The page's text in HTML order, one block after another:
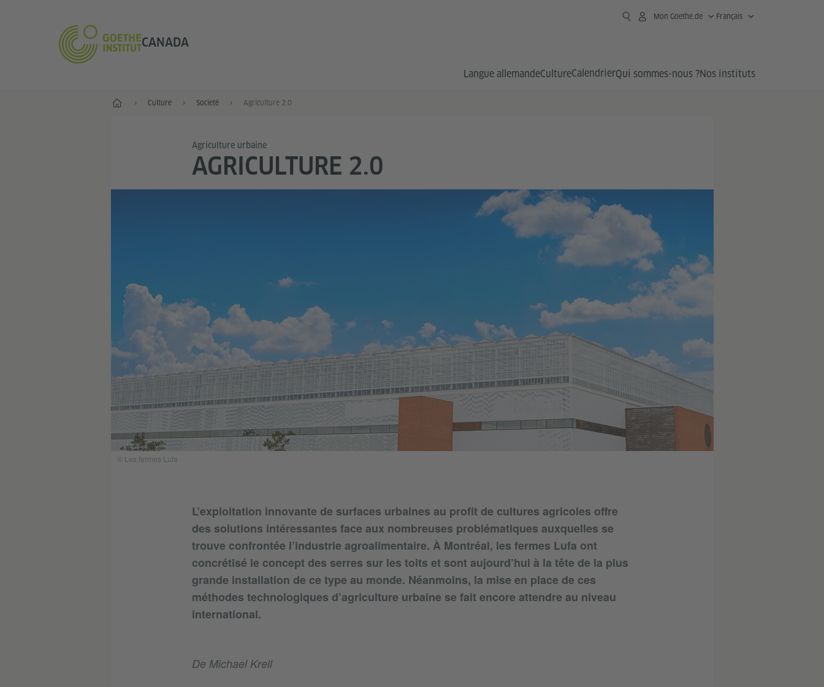
CANADA
Mon Goethe.de Français
Langue allemandeCultureCalendrierQui sommes-nous ?Nos instituts
Accueil Culture Societé Agriculture 2.0
Agriculture urbaine
AGRICULTURE 2.0
© Les fermes Lufa
L’exploitation innovante de surfaces urbaines au profit de cultures agricoles offre
des solutions intéressantes face aux nombreuses problématiques auxquelles se
trouve confrontée l’industrie agroalimentaire. À Montréal, les fermes Lufa ont
concrétisé le concept des serres sur les toits et sont aujourd’hui à la tête de la plus
grande installation de ce type au monde. Néanmoins, la mise en place de ces
méthodes technologiques d’agriculture urbaine se fait encore attendre au niveau
international.
De Michael Krell